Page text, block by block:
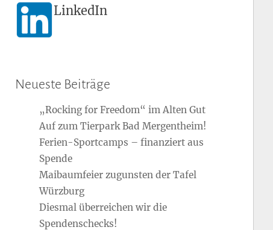
LinkedIn
Neueste Beiträge
„Rocking for Freedom“ im Alten Gut
Auf zum Tierpark Bad Mergentheim!
Ferien-Sportcamps – finanziert aus
Spende
Maibaumfeier zugunsten der Tafel
Würzburg
Diesmal überreichen wir die
Spendenschecks!